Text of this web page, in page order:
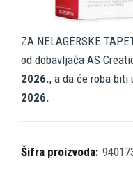
ZA NELAGERSKE
od dobavljača AS
2026., a da će roba biti
2026.
Šifra proizvoda: